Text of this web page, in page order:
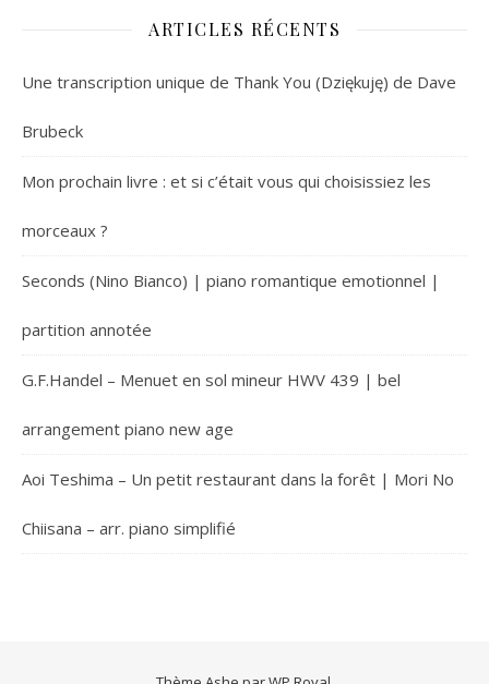
ARTICLES RÉCENTS
Une transcription unique de Thank You (Dziękuję) de Dave
Brubeck
Mon prochain livre : et si c’était vous qui choisissiez les
morceaux ?
Seconds (Nino Bianco) | piano romantique emotionnel |
partition annotée
G.F.Handel – Menuet en sol mineur HWV 439 | bel
arrangement piano new age
Aoi Teshima – Un petit restaurant dans la forêt | Mori No
Chiisana – arr. piano simplifié